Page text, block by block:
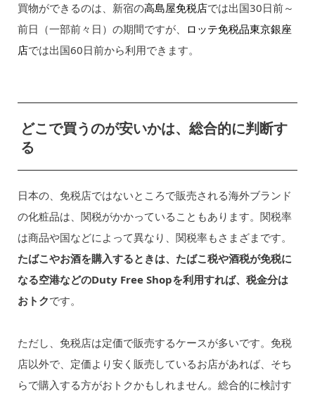
買物ができるのは、新宿の高島屋免税店では出国30日前～
前日（一部前々日）の期間ですが、
ロッテ免税品東京銀座
店では出国60日前から利用できます。
どこで買うのが安いかは、総合的に判断す
る
日本の、免税店ではないところで販売される海外ブランド
の化粧品は、関税がかかっていることもあります。関税率
は商品や国などによって異なり、関税率もさまざまです。
たばこやお酒を購入するときは、たばこ税や酒税が免税に
なる空港などのDuty Free Shopを利用すれば、税金分は
おトクです。
ただし、免税店は定価で販売するケースが多いです。免税
店以外で、定価より安く販売しているお店があれば、そち
らで購入する方がおトクかもしれません。総合的に検討す